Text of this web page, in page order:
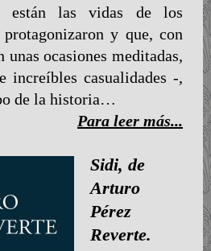
están las vidas de los
y que, con
unas ocasiones meditadas,
increíbles casualidades -,
de la historia…
Para leer más...
Sidi, de
Arturo
Pérez
Reverte.